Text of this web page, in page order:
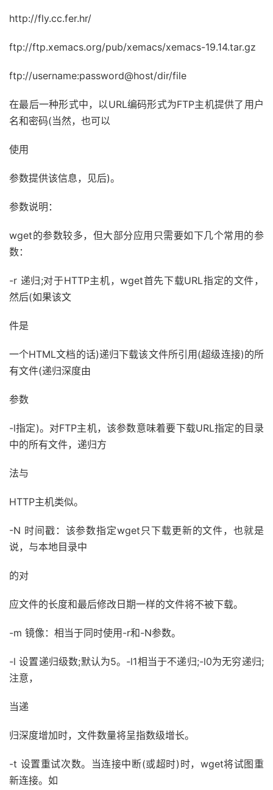
http://fly.cc.fer.hr/
ftp://ftp.xemacs.org/pub/xemacs/xemacs-19.14.tar.gz
ftp://username:password@host/dir/file
在最后一种形式中，以URL编码形式为FTP主机提供了用户
名和密码(当然，也可以
使用
参数提供该信息，见后)。
参数说明：
wget的参数较多，但大部分应用只需要如下几个常用的参
数：
-r 递归;对于HTTP主机，wget首先下载URL指定的文件，
然后(如果该文
件是
一个HTML文档的话)递归下载该文件所引用(超级连接)的所
有文件(递归深度由
参数
-l指定)。对FTP主机，该参数意味着要下载URL指定的目录
中的所有文件，递归方
法与
HTTP主机类似。
-N 时间戳：该参数指定wget只下载更新的文件，也就是
说，与本地目录中
的对
应文件的长度和最后修改日期一样的文件将不被下载。
-m 镜像：相当于同时使用-r和-N参数。
-l 设置递归级数;默认为5。-l1相当于不递归;-l0为无穷递归;
注意，
当递
归深度增加时，文件数量将呈指数级增长。
-t 设置重试次数。当连接中断(或超时)时，wget将试图重
新连接。如